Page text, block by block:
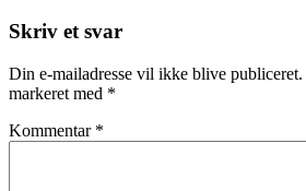
Skriv et svar
Din e-mailadresse vil ikke blive publiceret.
markeret med *
Kommentar *